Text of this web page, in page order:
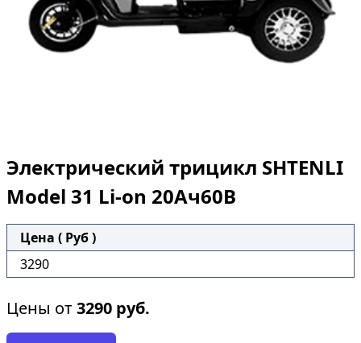
Электрический трицикл SHTENLI
Model 31 Li-on 20Ач60В
Цена ( Руб )
3290
Цены от3290 руб.